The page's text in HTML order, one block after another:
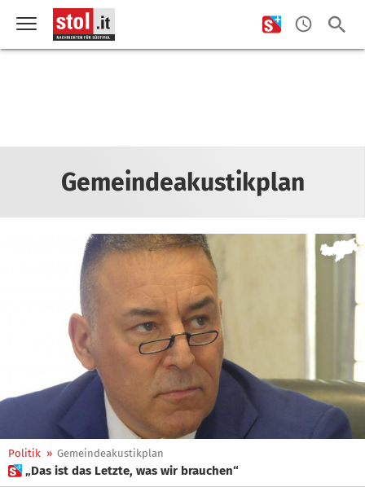
Gemeindeakustikplan
Politik » Gemeindeakustikplan
 „Das ist das Letzte, was wir brauchen“